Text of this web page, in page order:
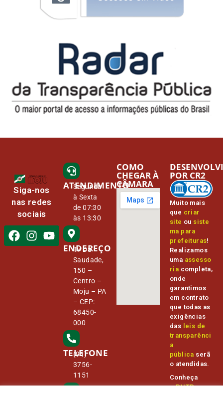
Siga-nos
nas redes
sociais
ATENDIMENTO
Segunda
à Sexta
de 07:30
às 13:30
ENDEREÇO
Tv Da
Saudade,
150 –
Centro –
Moju – PA
– CEP:
68450-
000
TELEFONE
(91)
3756-
1151
COMO
CHEGAR À
CÂMARA
Muito mais
que criar
site ou siste
ma para
prefeituras!
Realizamos
uma assesso
ria completa,
onde
garantimos
em contrato
que todas as
exigências
das leis de
transparênci
a
pública serã
o atendidas.
Conheça
oPNTPe
POR CR2